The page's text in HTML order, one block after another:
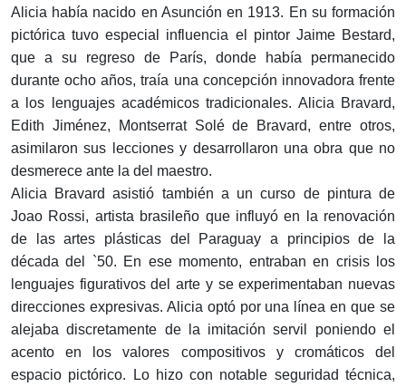
Alicia había nacido en Asunción en 1913. En su formación
pictórica tuvo especial influencia el pintor Jaime Bestard,
que a su regreso de París, donde había permanecido
durante ocho años, traía una concepción innovadora frente
a los lenguajes académicos tradicionales. Alicia Bravard,
Edith Jiménez, Montserrat Solé de Bravard, entre otros,
asimilaron sus lecciones y desarrollaron una obra que no
desmerece ante la del maestro.
Alicia Bravard asistió también a un curso de pintura de
Joao Rossi, artista brasileño que influyó en la renovación
de las artes plásticas del Paraguay a principios de la
década del `50. En ese momento, entraban en crisis los
lenguajes figurativos del arte y se experimentaban nuevas
direcciones expresivas. Alicia optó por una línea en que se
alejaba discretamente de la imitación servil poniendo el
acento en los valores compositivos y cromáticos del
espacio pictórico. Lo hizo con notable seguridad técnica,